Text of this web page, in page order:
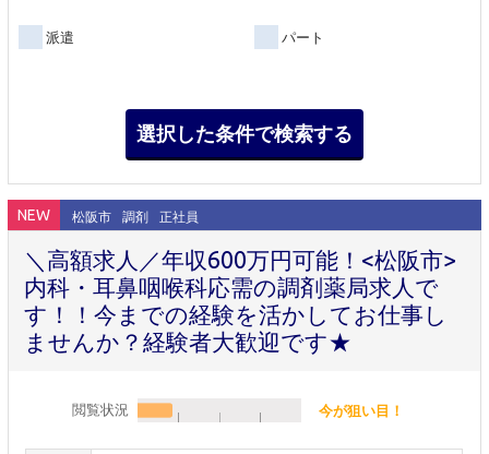
派遣 パート
NEW 松阪市 調剤 正社員
＼高額求人／年収600万円可能！<松阪市>
内科・耳鼻咽喉科応需の調剤薬局求人で
す！！今までの経験を活かしてお仕事し
ませんか？経験者大歓迎です★
閲覧状況 今が狙い目！